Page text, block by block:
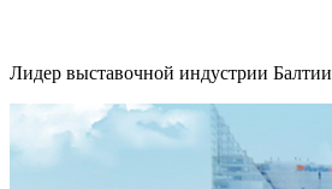
Лидер выставочной индустрии Балтии